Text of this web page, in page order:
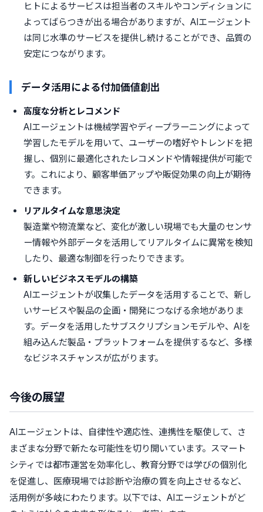
ヒトによるサービスは担当者のスキルやコンディションに
よってばらつきが出る場合がありますが、AIエージェント
は同じ水準のサービスを提供し続けることができ、品質の
安定につながります。
データ活用による付加価値創出
高度な分析とレコメンド
AIエージェントは機械学習やディープラーニングによって
学習したモデルを用いて、ユーザーの嗜好やトレンドを把
握し、個別に最適化されたレコメンドや情報提供が可能で
す。これにより、顧客単価アップや販促効果の向上が期待
できます。
リアルタイムな意思決定
製造業や物流業など、変化が激しい現場でも大量のセンサ
ー情報や外部データを活用してリアルタイムに異常を検知
したり、最適な制御を行ったりできます。
新しいビジネスモデルの構築
AIエージェントが収集したデータを活用することで、新し
いサービスや製品の企画・開発につなげる余地がありま
す。データを活用したサブスクリプションモデルや、AIを
組み込んだ製品・プラットフォームを提供するなど、多様
なビジネスチャンスが広がります。
今後の展望
AIエージェントは、自律性や適応性、連携性を駆使して、さ
まざまな分野で新たな可能性を切り開いています。スマート
シティでは都市運営を効率化し、教育分野では学びの個別化
を促進し、医療現場では診断や治療の質を向上させるなど、
活用例が多岐にわたります。以下では、AIエージェントがど